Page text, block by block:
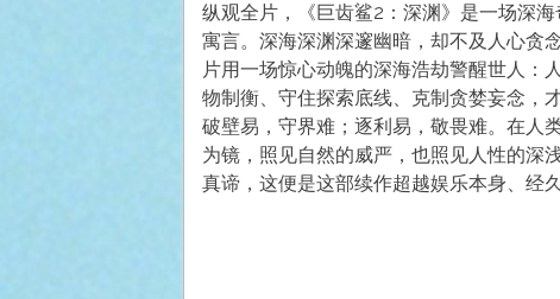
纵观全片，《巨齿鲨2：深渊》是一场深
寓言。深海深渊深邃幽暗，却不及人心贪
片用一场惊心动魄的深海浩劫警醒世人：
物制衡、守住探索底线、克制贪婪妄念，
破壁易，守界难；逐利易，敬畏难。在人
为镜，照见自然的威严，也照见人性的深
真谛，这便是这部续作超越娱乐本身、经